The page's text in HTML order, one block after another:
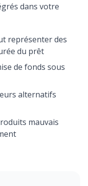
dans votre
représenter des
du prêt
de fonds sous
alternatifs
mauvais